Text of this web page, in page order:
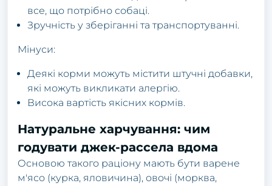
все, що потрібно собаці.
Зручність у зберіганні та транспортуванні.
Мінуси:
Деякі корми можуть містити штучні добавки,
які можуть викликати алергію.
Висока вартість якісних кормів.
Натуральне харчування: чим
годувати джек-рассела вдома
Основою такого раціону мають бути варене
м'ясо (курка, яловичина), овочі (морква,